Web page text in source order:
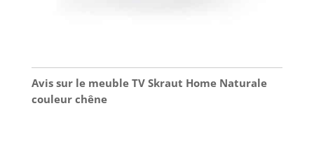
Avis sur le meuble TV Skraut Home Naturale
couleur chêne